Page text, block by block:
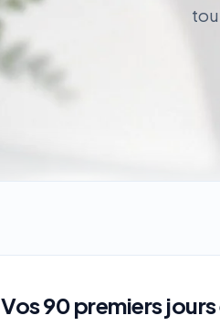
Vos 90 premiers jours